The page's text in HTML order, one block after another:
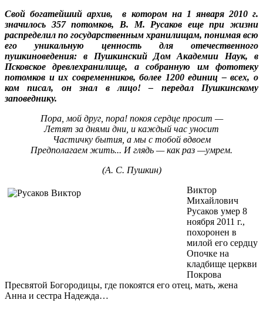
Свой богатейший архив, в котором на 1 января 2010 г.
значилось 357 потомков, В. М. Русаков еще при жизни
распределил по государственным хранилищам, понимая всю
его уникальную ценность для отечественного
пушкиноведения: в Пушкинский Дом Академии Наук, в
Псковское древлехранилище, а собранную им фототеку
потомков и их современников, более 1200 единиц – всех, о
ком писал, он знал в лицо! – передал Пушкинскому
заповеднику.
Пора, мой друг, пора! покоя сердце просит —
Летят за днями дни, и каждый час уносит
Частичку бытия, а мы с тобой вдвоем
Предполагаем жить... И глядь — как раз —умрем.
(А. С. Пушкин)
Виктор
Михайлович
Русаков умер 8
ноября 2011 г.,
похоронен в
милой его сердцу
Опочке на
кладбище церкви
Покрова
Пресвятой Богородицы, где покоятся его отец, мать, жена
Анна и сестра Надежда…